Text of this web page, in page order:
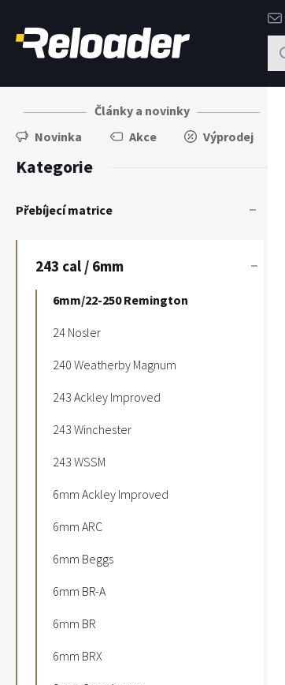
Články a novinky
Novinka
Akce Výprodej
Kategorie
Přebíjecí matrice
243 cal / 6mm
6mm/22-250 Remington
24 Nosler
240 Weatherby Magnum
243 Ackley Improved
243 Winchester
243 WSSM
6mm Ackley Improved
6mm ARC
6mm Beggs
6mm BR-A
6mm BR
6mm BRX